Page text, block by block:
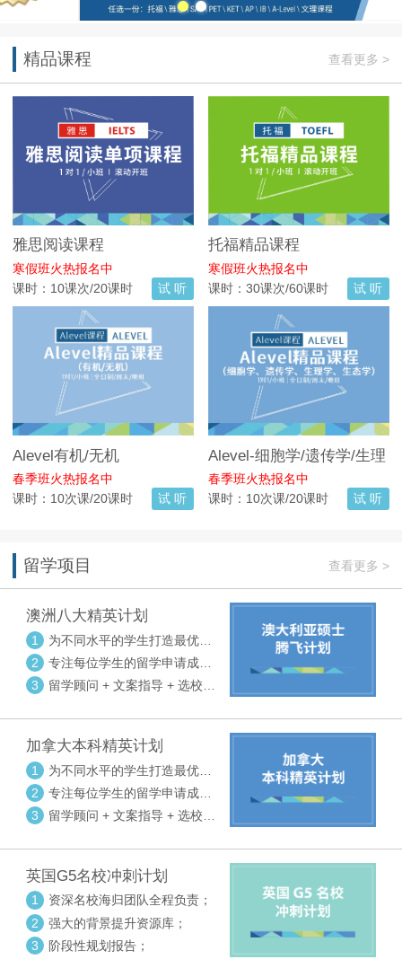
精品课程 查看更多 >
雅思阅读课程
寒假班火热报名中
课时：10课次/20课时
试 听
托福精品课程
寒假班火热报名中
课时：30课次/60课时
试 听
Alevel有机/无机
春季班火热报名中
课时：10次课/20课时
试 听
Alevel-细胞学/遗传学/生理
学/生态学
春季班火热报名中
课时：10次课/20课时
试 听
留学项目 查看更多 >
澳洲八大精英计划
1
为不同水平的学生打造最优选
校方案
2
专注每位学生的留学申请成功
率
3
留学顾问 + 文案指导 + 选校申
加拿大本科精英计划
1
为不同水平的学生打造最优选
校方案
2
专注每位学生的留学申请成功
率
3
留学顾问 + 文案指导 + 选校申
英国G5名校冲刺计划
1
资深名校海归团队全程负责；
2
强大的背景提升资源库；
3
阶段性规划报告；